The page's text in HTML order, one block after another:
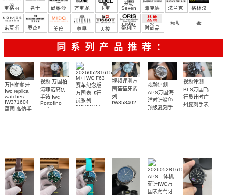
尼 雅 米勒
宝格丽 名士 尚维沙 万宝龙 玉宝 Seven
Friday
雅克德
罗
法兰克
穆勒
格林汉
姆
诺莫斯
罗杰杜 美度 尊皇 天梭 豪利时 时尚品
牌/原单
同系列产品推荐：
万国葡萄牙
Iwc replica
watches
IW371604
萬國 高仿手
视频 万国柏
涛菲诺高仿
手錶 Iwc
Portofino
replica
M+ IWC F63
赛车纪念版
万国表飞行
员系列
IW328107
视频评测万
国葡萄牙系
列
IW358402
视频评测
APS万国海
洋时计鲨鱼
顶级复刻手
视频评测
BLS万国飞
行员计时广
州复刻手表
APS一体机
葡计IWC万
国表葡萄牙